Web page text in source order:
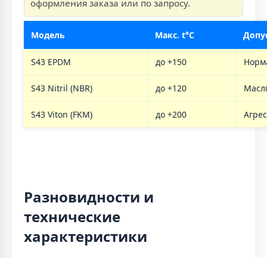
оформления заказа или по запросу.
Модель Макс. t°C
S43 EPDM до +150
S43 Nitril (NBR) до +120
S43 Viton (FKM) до +200
Разновидности и
технические
характеристики